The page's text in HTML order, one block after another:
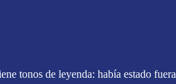
tonos de leyenda: había estado fuera